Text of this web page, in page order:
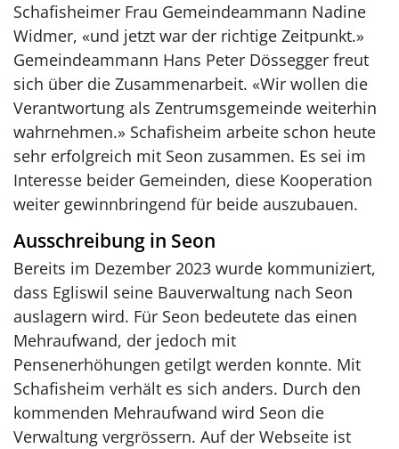
Schafisheimer Frau Gemeindeammann Nadine
Widmer, «und jetzt war der richtige Zeitpunkt.»
Gemeindeammann Hans Peter Dössegger freut
sich über die Zusammenarbeit. «Wir wollen die
Verantwortung als Zentrumsgemeinde weiterhin
wahrnehmen.» Schafisheim arbeite schon heute
sehr erfolgreich mit Seon zusammen. Es sei im
Interesse beider Gemeinden, diese Kooperation
weiter gewinnbringend für beide auszubauen.
Ausschreibung in Seon
Bereits im Dezember 2023 wurde kommuniziert,
dass Egliswil seine Bauverwaltung nach Seon
auslagern wird. Für Seon bedeutete das einen
Mehraufwand, der jedoch mit
Pensenerhöhungen getilgt werden konnte. Mit
Schafisheim verhält es sich anders. Durch den
kommenden Mehraufwand wird Seon die
Verwaltung vergrössern. Auf der Webseite ist